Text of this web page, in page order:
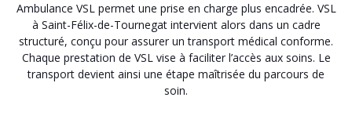
Ambulance VSL permet une prise en charge plus encadrée. VSL
à Saint-Félix-de-Tournegat intervient alors dans un cadre
structuré, conçu pour assurer un transport médical conforme.
Chaque prestation de VSL vise à faciliter l’accès aux soins. Le
transport devient ainsi une étape maîtrisée du parcours de
soin.